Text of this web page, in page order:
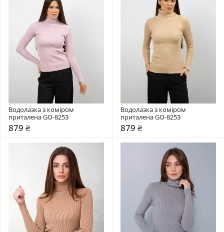
Водолазка з коміром
приталена GO-8253
879 ₴
Водолазка з коміром
приталена GO-8253
879 ₴